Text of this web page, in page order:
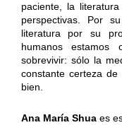
paciente, la
perspectivas. Por
literatura por su
humanos estamos
sobrevivir: sólo la
constante certeza
bien.
Ana María Shuaes